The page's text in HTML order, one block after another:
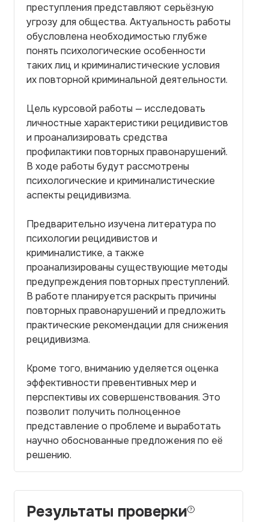
преступления представляют серьёзную
угрозу для общества. Актуальность работы
обусловлена необходимостью глубже
понять психологические особенности
таких лиц и криминалистические условия
их повторной криминальной деятельности.
Цель курсовой работы — исследовать
личностные характеристики рецидивистов
и проанализировать средства
профилактики повторных правонарушений.
В ходе работы будут рассмотрены
психологические и криминалистические
аспекты рецидивизма.
Предварительно изучена литература по
психологии рецидивистов и
криминалистике, а также
проанализированы существующие методы
предупреждения повторных преступлений.
В работе планируется раскрыть причины
повторных правонарушений и предложить
практические рекомендации для снижения
рецидивизма.
Кроме того, вниманию уделяется оценка
эффективности превентивных мер и
перспективы их совершенствования. Это
позволит получить полноценное
представление о проблеме и выработать
научно обоснованные предложения по её
решению.
Результаты проверки